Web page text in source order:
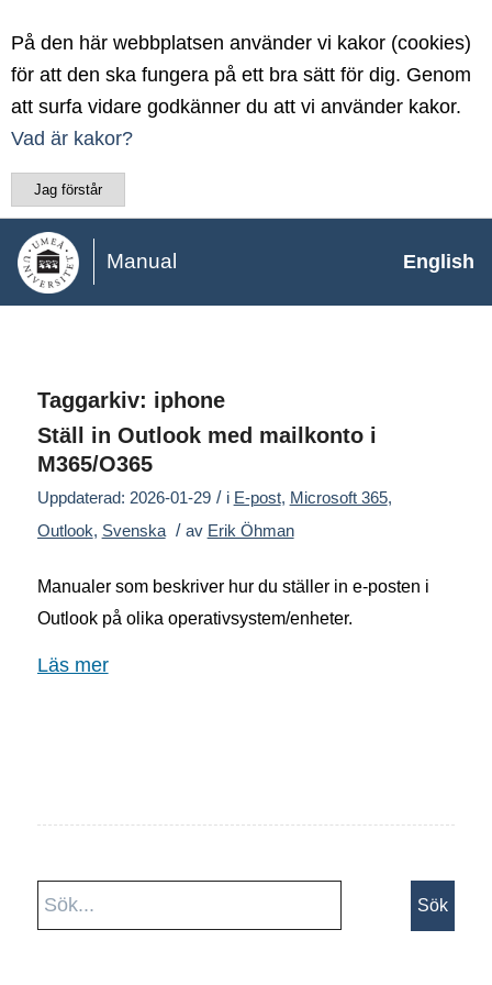
På den här webbplatsen använder vi kakor (cookies)
för att den ska fungera på ett bra sätt för dig. Genom
att surfa vidare godkänner du att vi använder kakor.
Vad är kakor?
Jag förstår
Manual English
Taggarkiv: iphone
Ställ in Outlook med mailkonto i
M365/O365
Uppdaterad: 2026-01-29 / i E-post, Microsoft 365,
Outlook, Svenska / av Erik Öhman
Manualer som beskriver hur du ställer in e-posten i
Outlook på olika operativsystem/enheter.
Läs mer